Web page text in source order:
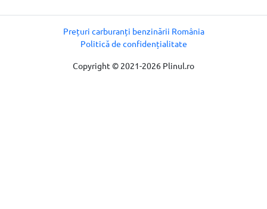
Copyright © 2021-2026 Plinul.ro
Prețuri carburanți benzinării România
Politică de confidențialitate